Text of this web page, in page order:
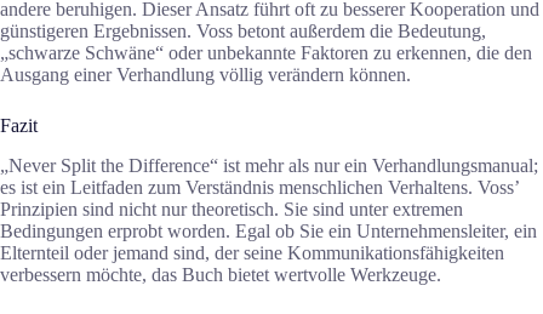
andere beruhigen. Dieser Ansatz führt oft zu besserer Kooperation und
günstigeren Ergebnissen. Voss betont außerdem die Bedeutung,
„schwarze Schwäne“ oder unbekannte Faktoren zu erkennen, die den
Ausgang einer Verhandlung völlig verändern können.
Fazit
„Never Split the Difference“ ist mehr als nur ein Verhandlungsmanual;
es ist ein Leitfaden zum Verständnis menschlichen Verhaltens. Voss’
Prinzipien sind nicht nur theoretisch. Sie sind unter extremen
Bedingungen erprobt worden. Egal ob Sie ein Unternehmensleiter, ein
Elternteil oder jemand sind, der seine Kommunikationsfähigkeiten
verbessern möchte, das Buch bietet wertvolle Werkzeuge.